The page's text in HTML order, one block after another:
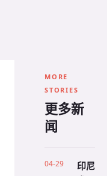
MORE
STORIES
更多新
闻
04-29
印尼